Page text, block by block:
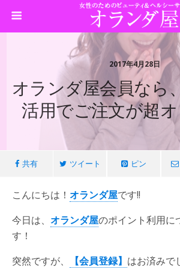
2017年4月28日
オランダ屋会員なら
活用でご注文が超
共有 ツイート ピン
こんにちは！ オランダ屋です!!
今日は、 オランダ屋のポイント利用に
す！
突然ですが、
【会員登録】 はお済みで